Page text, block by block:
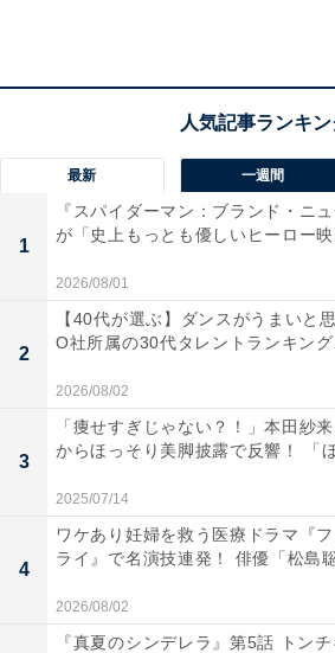
第3位：「広瀬すず」さん、「
「今田美桜」さん（3.4％）
最新 一週間
1
『スパイダーマン：ブランド・ニュ
が「史上もっとも優しいヒーロー映
2026/08/01
2
【40代が選ぶ】ダンスがうまいと
O社所属の30代タレントランキング
2026/08/02
3
「痩せすぎじゃない？！」本田紗
からほっそり美脚披露で反響！ 「
2025/07/14
4
ワケあり妊婦を救う医療ドラマ『
ライ』で名演技連発！ 俳優「松島
2026/08/02
『真夏のシンデレラ』第5話 トン